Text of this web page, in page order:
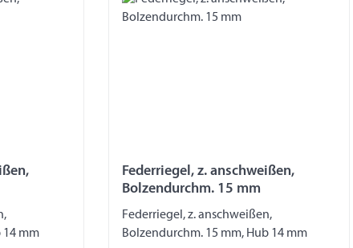
14 mm
Federriegel, z. anschweißen,
Bolzendurchm. 15 mm
Federriegel, z. anschweißen,
Bolzendurchm. 15 mm, Hub 14 mm